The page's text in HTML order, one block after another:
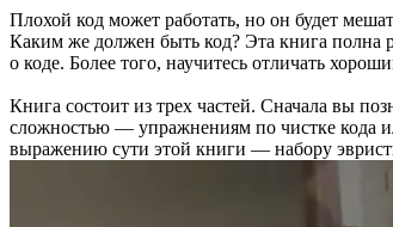
Плохой код может работать, но он будет
Каким же должен быть код? Эта книга полна
о коде. Более того, научитесь отличать
Книга состоит из трех частей. Сначала вы
сложностью — упражнениям по чистке кода
выражению сути этой книги — набору